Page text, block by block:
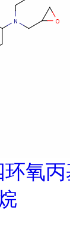
氧